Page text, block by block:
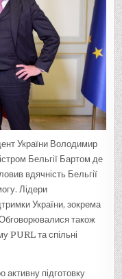
України Володимир
Бельгії Бартом де
вдячність Бельгії
Лідери
України, зокрема
Обговорювалися також
PURL та спільні
активну підготовку